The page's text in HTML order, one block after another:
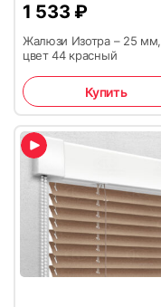
1 533 ₽
Жалюзи Изотра – 25 мм,
цвет 44 красный
Купить